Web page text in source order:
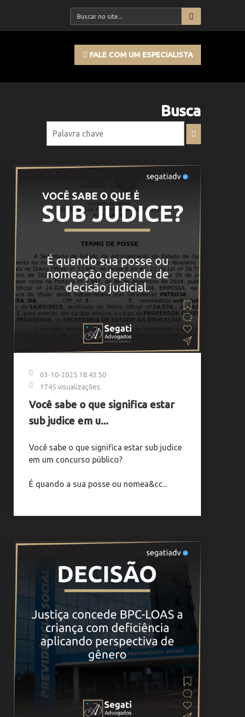
FALE COM UM ESPECIALISTA
Busca
03-10-2025 18:43:50
1745 visualizações
Você sabe o que significa estar
sub judice em u...
Você sabe o que significa estar sub judice
em um concurso público?
É quando a sua posse ou nomea&cc...